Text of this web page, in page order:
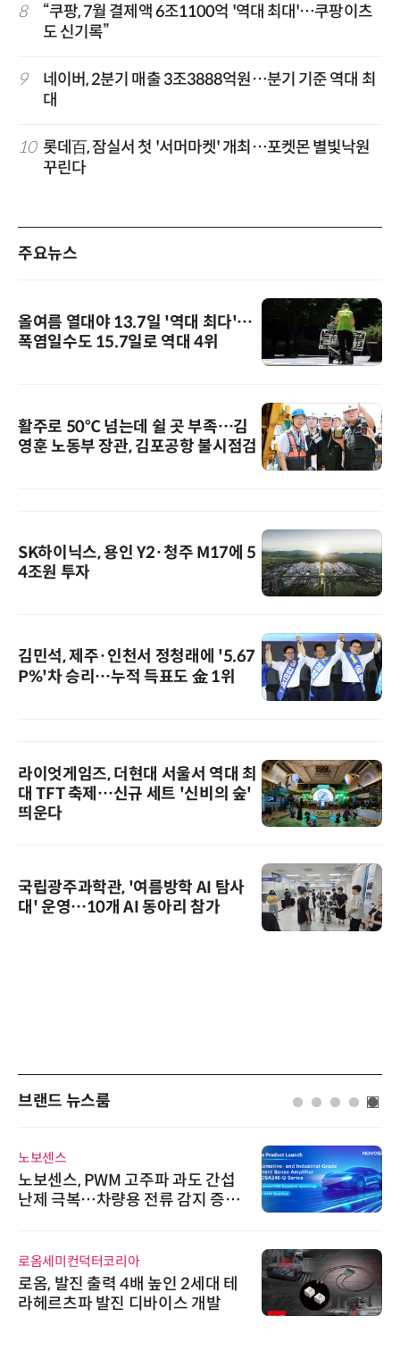
8
“쿠팡, 7월 결제액 6조1100억 '역대 최대'…쿠팡이츠
도 신기록”
9
네이버, 2분기 매출 3조3888억원…분기 기준 역대 최
대
10 롯데百, 잠실서 첫 '서머마켓' 개최…포켓몬 별빛낙원
꾸린다
주요뉴스
올여름 열대야 13.7일 '역대 최다'…
폭염일수도 15.7일로 역대 4위
활주로 50℃ 넘는데 쉴 곳 부족…김
영훈 노동부 장관, 김포공항 불시점검
SK하이닉스, 용인 Y2·청주 M17에 5
4조원 투자
김민석, 제주·인천서 정청래에 '5.67
P%'차 승리…누적 득표도 金 1위
라이엇게임즈, 더현대 서울서 역대 최
대 TFT 축제…신규 세트 '신비의 숲'
띄운다
국립광주과학관, '여름방학 AI 탐사
대' 운영…10개 AI 동아리 참가
브랜드 뉴스룸
노보센스
노보센스, PWM 고주파 과도 간섭
난제 극복…차량용 전류 감지 증폭
로옴세미컨덕터코리아
로옴, 발진 출력 4배 높인 2세대 테
라헤르츠파 발진 디바이스 개발